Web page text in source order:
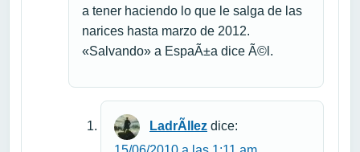
a tener haciendo lo que le salga de las
narices hasta marzo de 2012.
«Salvando» a EspaÃ±a dice Ã©l.
LadrÃ­llez dice: